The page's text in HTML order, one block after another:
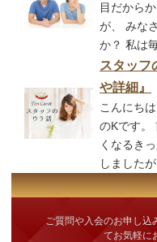
目だから
が、 みな
か？ 私は
スタッフ
や詳細』
こんにち
のKです。
くなるき
しました
ご質問や入会のお申し込
てお気軽に